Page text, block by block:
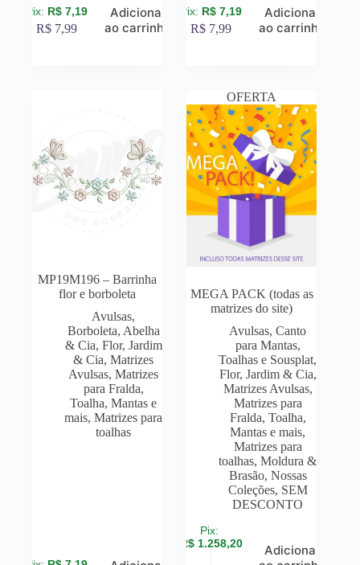
R$ 7,19
R$ 7,99
Adicionar
ao carrinho
R$ 7,19
R$ 7,99
Adicionar
ao carrinho
MP19M196 – Barrinha
flor e borboleta
Avulsas,
Borboleta, Abelha
& Cia, Flor, Jardim
& Cia,Matrizes
Avulsas,Matrizes
para Fralda,
Toalha, Mantas e
mais,Matrizes para
toalhas
OFERTA
MEGA PACK (todas as
matrizes do site)
Avulsas,Canto
para Mantas,
Toalhas e Sousplat,
Flor, Jardim & Cia,
Matrizes Avulsas,
Matrizes para
Fralda, Toalha,
Mantas e mais,
Matrizes para
toalhas,Moldura &
Brasão, Nossas
Coleções, SEM
DESCONTO
R$1.258,20
Adicionar